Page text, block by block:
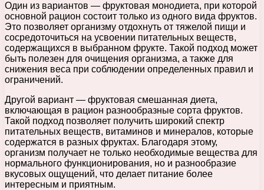
Один из вариантов — фруктовая монодиета, при которой
основной рацион состоит только из одного вида фруктов.
Это позволяет организму отдохнуть от тяжелой пищи и
сосредоточиться на усвоении питательных веществ,
содержащихся в выбранном фрукте. Такой подход может
быть полезен для очищения организма, а также для
снижения веса при соблюдении определенных правил и
ограничений.
Другой вариант — фруктовая смешанная диета,
включающая в рацион разнообразные сорта фруктов.
Такой подход позволяет получить широкий спектр
питательных веществ, витаминов и минералов, которые
содержатся в разных фруктах. Благодаря этому,
организм получает не только необходимые вещества для
нормального функционирования, но и разнообразие
вкусовых ощущений, что делает питание более
интересным и приятным.